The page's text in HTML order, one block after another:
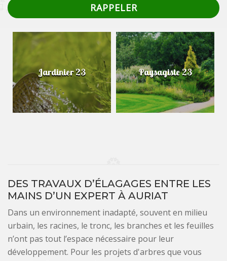
Jardinier 23 Paysagiste 23
DES TRAVAUX D’ÉLAGAGES ENTRE LES
MAINS D’UN EXPERT À AURIAT
Dans un environnement inadapté, souvent en milieu
urbain, les racines, le tronc, les branches et les feuilles
n’ont pas tout l’espace nécessaire pour leur
développement. Pour les projets d'arbres que vous